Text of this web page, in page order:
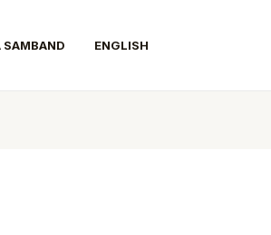
SAMBAND ENGLISH